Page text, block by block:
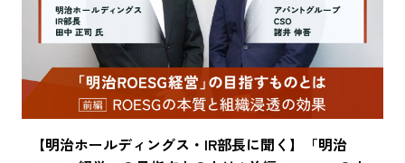
【明治ホールディングス・IR部長に聞く】「明治